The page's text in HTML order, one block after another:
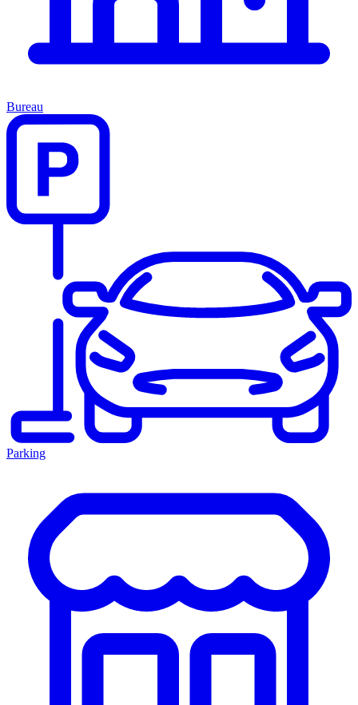
Bureau
Parking